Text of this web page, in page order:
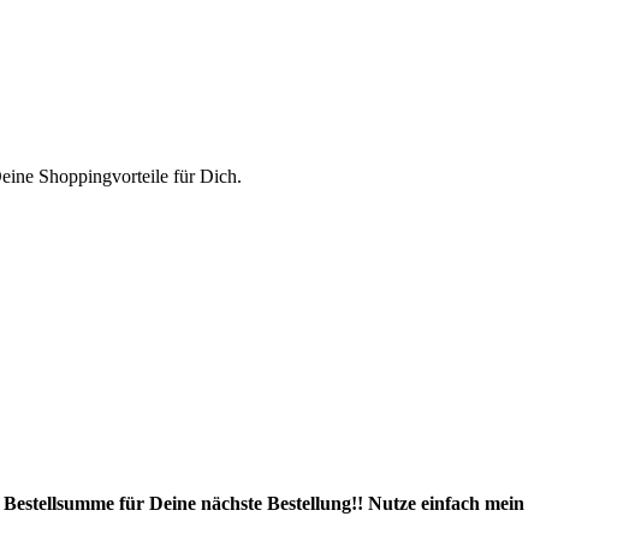
Shoppingvorteile für Dich.
für Deine nächste Bestellung!! Nutze einfach mein